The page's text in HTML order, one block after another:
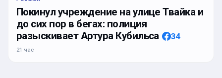
Покинул учреждение на улице Твайка и
до сих пор в бегах: полиция
разыскивает Артура Кубильса
34
21 час